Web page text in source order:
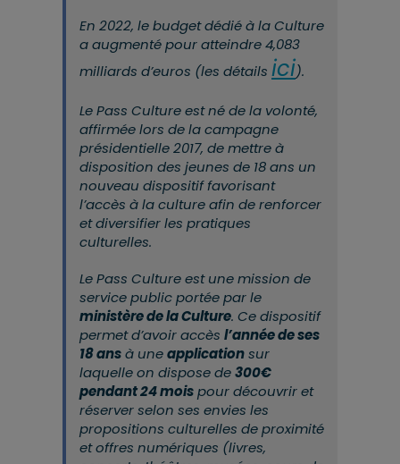
En 2022, le budget dédié à la Culture
a augmenté pour atteindre 4,083
milliards d’euros (les détails ici).
Le Pass Culture est né de la volonté,
affirmée lors de la campagne
présidentielle 2017, de mettre à
disposition des jeunes de 18 ans un
nouveau dispositif favorisant
l’accès à la culture afin de renforcer
et diversifier les pratiques
culturelles.
Le Pass Culture est une mission de
service public portée par le
ministère de la Culture. Ce dispositif
permet d’avoir accès l’année de ses
18 ansà uneapplicationsur
laquelle on dispose de300€
pendant 24 moispour découvrir et
réserver selon ses envies les
propositions culturelles de proximité
et offres numériques (livres,